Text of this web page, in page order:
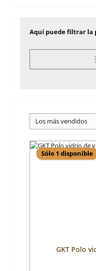
Aquí puede filtrar la
Sólo 1 disponible
GKT Polo